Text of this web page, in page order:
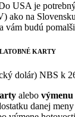
USA je
ako na
vám budú
KARTY
dolár) NBS k
alebo
danej